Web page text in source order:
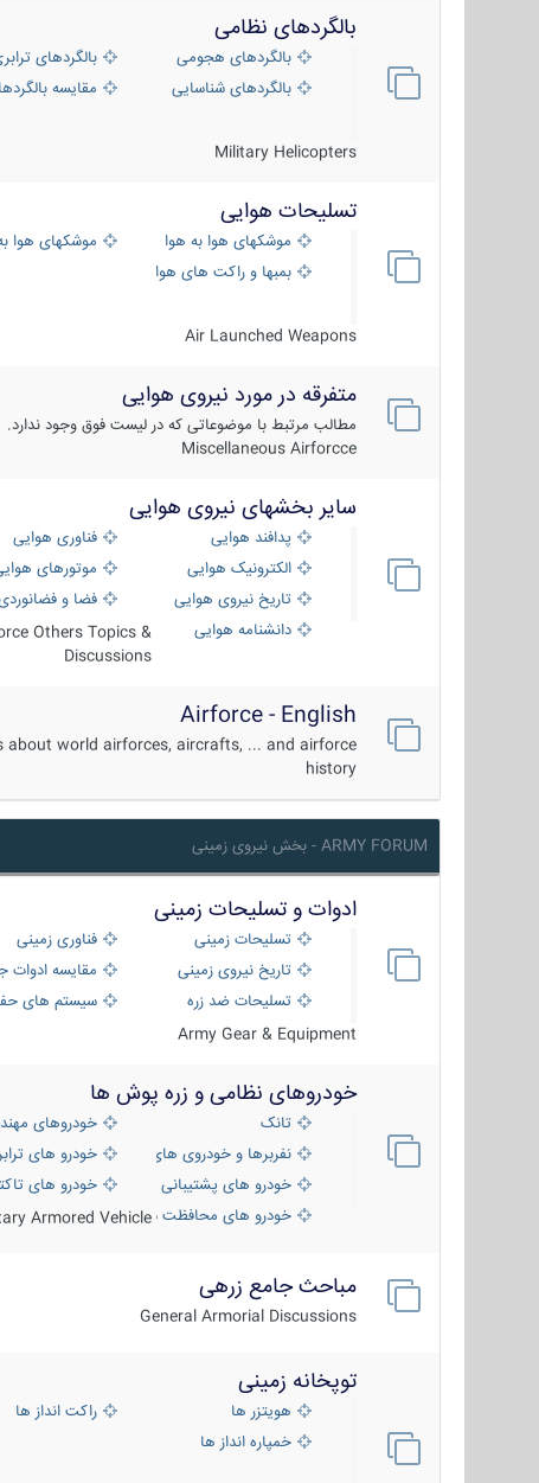
بالگردهای نظامی
بالگردهای هجومی
بالگردهای
بالگردهای شناسایی
مقایسه بالگردها
Military Helicopters
تسلیحات هوایی
موشکهای هوا به هوا
موشکهای هوا
بمبها و راکت های هوایی
Air Launched Weapons
متفرقه در مورد نیروی هوایی
مطالب مرتبط با موضوعاتی که در لیست فوق وجود ندارد.
Miscellaneous Airforcce
سایر بخشهای نیروی هوایی
پدافند هوایی
فناوری هوایی
الکترونیک هوایی
موتورهای
تاریخ نیروی هوایی
فضا و
دانشنامه هوایی
Others Topics &
Discussions
Airforce - English
about world airforces, aircrafts, ... and airforce
history
ARMY FORUM - بخش نیروی زمینی
ادوات و تسلیحات زمینی
تسلیحات زمینی
فناوری زمینی
تاریخ نیروی زمینی
مقایسه ادوات
تسلیحات ضد زره
سیستم های
Army Gear & Equipment
خودروهای نظامی و زره پوش ها
تانک
خودروهای
نفربرها و خودروی های رزمی پیاده نظام
خودرو های
خودرو های پشتیبانی آتش ، شناسایی و ضد
خودرو های
خودرو های محافظت شدهArmored Vehicle
مباحث جامع زرهی
General Armorial Discussions
توپخانه زمینی
هویتزر ها
راکت انداز ها
خمپاره انداز ها